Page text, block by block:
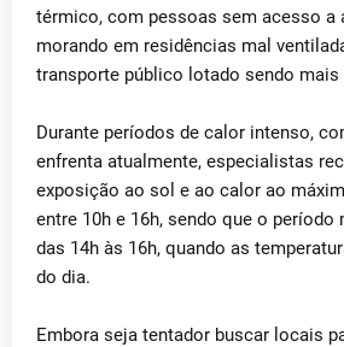
térmico, com pessoas sem acesso a
morando em residências mal
transporte público lotado sendo
Durante períodos de calor intenso,
enfrenta atualmente, especialistas
exposição ao sol e ao calor ao
entre 10h e 16h, sendo que o
das 14h às 16h, quando as
do dia.
Embora seja tentador buscar locais